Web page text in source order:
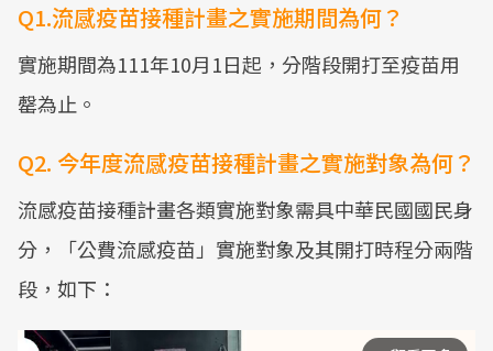
Q1.流感疫苗接種計畫之實施期間為何？
實施期間為111年10月1日起，分階段開打至疫苗用
罄為止。
Q2. 今年度流感疫苗接種計畫之實施對象為何？
流感疫苗接種計畫各類實施對象需具中華民國國民身
分，「公費流感疫苗」實施對象及其開打時程分兩階
段，如下：